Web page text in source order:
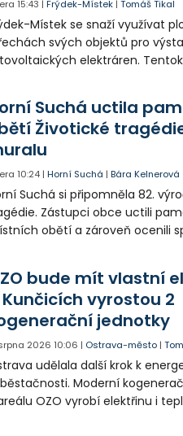
15:43 |Frýdek-Místek |Tomáš Tikal
Místek se snaží využívat
svých objektů pro
elektráren.
Suchá uctila
Životické
10:24 |Horní Suchá |Bára Kelnerová
Suchá si připomněla 82.
Zástupci obce uctili
obětí a zároveň ocenili
bude mít vlastní
Kunčicích vyrostou 2
jednotky
2026 10:06 | Ostrava-město |
udělala další krok k
Moderní
OZO vyrobí elektřinu i